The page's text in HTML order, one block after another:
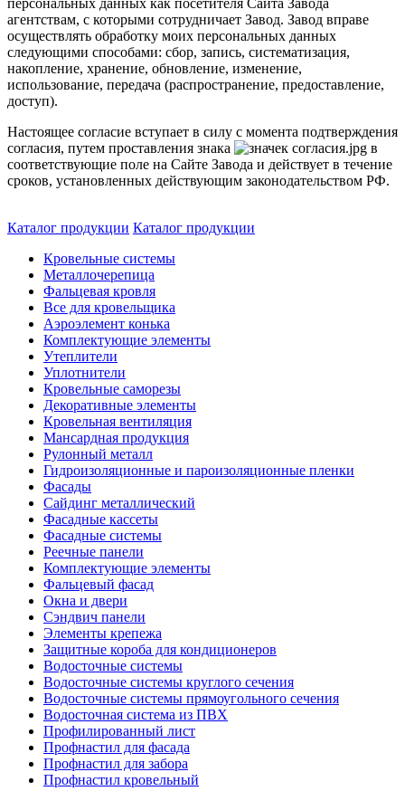
агентствам, с которыми сотрудничает Завод. Завод вправе
осуществлять обработку моих персональных данных
следующими способами: сбор, запись, систематизация,
накопление, хранение, обновление, изменение,
использование, передача (распространение, предоставление,
доступ).
Настоящее согласие вступает в силу с момента подтверждения
согласия, путем проставления знака
в
соответствующие поле на Сайте Завода и действует в течение
сроков, установленных действующим законодательством РФ.
Каталог продукции Каталог продукции
Кровельные системы
Металлочерепица
Фальцевая кровля
Все для кровельщика
Аэроэлемент конька
Комплектующие элементы
Утеплители
Уплотнители
Кровельные саморезы
Декоративные элементы
Кровельная вентиляция
Мансардная продукция
Рулонный металл
Гидроизоляционные и пароизоляционные пленки
Фасады
Сайдинг металлический
Фасадные кассеты
Фасадные системы
Реечные панели
Комплектующие элементы
Фальцевый фасад
Окна и двери
Сэндвич панели
Элементы крепежа
Защитные короба для кондиционеров
Водосточные системы
Водосточные системы круглого сечения
Водосточные системы прямоугольного сечения
Водосточная система из ПВХ
Профилированный лист
Профнастил для фасада
Профнастил для забора
Профнастил кровельный